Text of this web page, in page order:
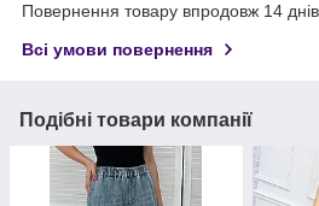
Повернення товару впродовж 14
Всі умови повернення
Подібні товари компанії